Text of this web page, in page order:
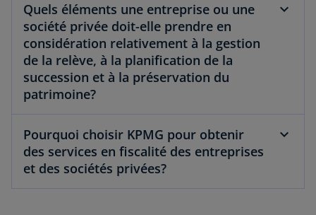
Quels éléments une entreprise ou une
société privée doit-elle prendre en
considération relativement à la gestion
de la relève, à la planification de la
succession et à la préservation du
patrimoine?
Pourquoi choisir KPMG pour obtenir
des services en fiscalité des entreprises
et des sociétés privées?
s